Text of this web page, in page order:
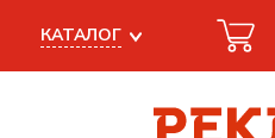
КАТАЛОГ